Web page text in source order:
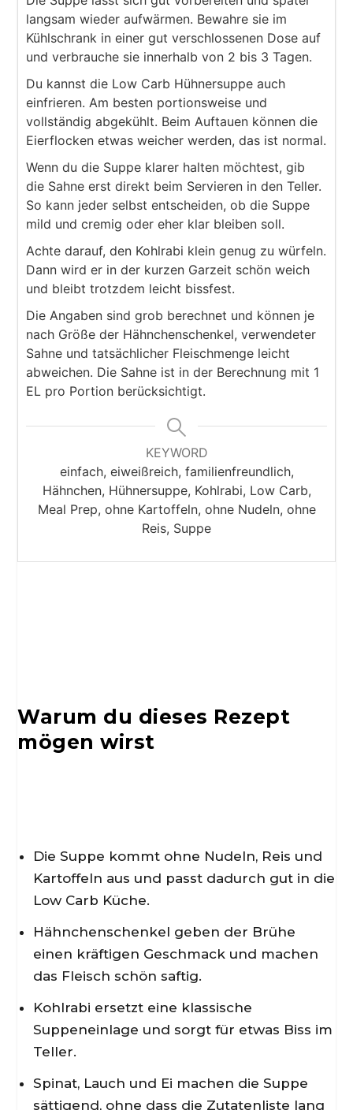
langsam wieder aufwärmen. Bewahre sie im
Kühlschrank in einer gut verschlossenen Dose auf
und verbrauche sie innerhalb von 2 bis 3 Tagen.
Du kannst die Low Carb Hühnersuppe auch
einfrieren. Am besten portionsweise und
vollständig abgekühlt. Beim Auftauen können die
Eierflocken etwas weicher werden, das ist normal.
Wenn du die Suppe klarer halten möchtest, gib
die Sahne erst direkt beim Servieren in den Teller.
So kann jeder selbst entscheiden, ob die Suppe
mild und cremig oder eher klar bleiben soll.
Achte darauf, den Kohlrabi klein genug zu würfeln.
Dann wird er in der kurzen Garzeit schön weich
und bleibt trotzdem leicht bissfest.
Die Angaben sind grob berechnet und können je
nach Größe der Hähnchenschenkel, verwendeter
Sahne und tatsächlicher Fleischmenge leicht
abweichen. Die Sahne ist in der Berechnung mit 1
EL pro Portion berücksichtigt.
KEYWORD
einfach, eiweißreich, familienfreundlich,
Hähnchen, Hühnersuppe, Kohlrabi, Low Carb,
Meal Prep, ohne Kartoffeln, ohne Nudeln, ohne
Reis, Suppe
Warum du dieses Rezept
mögen wirst
Die Suppe kommt ohne Nudeln, Reis und
Kartoffeln aus und passt dadurch gut in die
Low Carb Küche.
Hähnchenschenkel geben der Brühe
einen kräftigen Geschmack und machen
das Fleisch schön saftig.
Kohlrabi ersetzt eine klassische
Suppeneinlage und sorgt für etwas Biss im
Teller.
Spinat, Lauch und Ei machen die Suppe
sättigend, ohne dass die Zutatenliste lang